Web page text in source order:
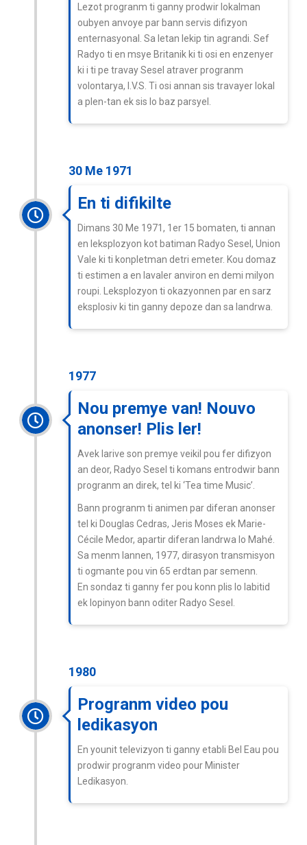
Lezot progranm ti ganny prodwir lokalman
oubyen anvoye par bann servis difizyon
enternasyonal. Sa letan lekip tin agrandi. Sef
Radyo ti en msye Britanik ki ti osi en enzenyer
ki i ti pe travay Sesel atraver progranm
volontarya, I.V.S. Ti osi annan sis travayer lokal
a plen-tan ek sis lo baz parsyel.
30 Me 1971
En ti difikilte
Dimans 30 Me 1971, 1er 15 bomaten, ti annan
en leksplozyon kot batiman Radyo Sesel, Union
Vale ki ti konpletman detri emeter. Kou domaz
ti estimen a en lavaler anviron en demi milyon
roupi. Leksplozyon ti okazyonnen par en sarz
eksplosiv ki tin ganny depoze dan sa landrwa.
1977
Nou premye van! Nouvo
anonser! Plis ler!
Avek larive son premye veikil pou fer difizyon
an deor, Radyo Sesel ti komans entrodwir bann
progranm an direk, tel ki ‘Tea time Music’.
Bann progranm ti animen par diferan anonser
tel ki Douglas Cedras, Jeris Moses ek Marie-
Cécile Medor, apartir diferan landrwa lo Mahé.
Sa menm lannen, 1977, dirasyon transmisyon
ti ogmante pou vin 65 erdtan par semenn.
En sondaz ti ganny fer pou konn plis lo labitid
ek lopinyon bann oditer Radyo Sesel.
1980
Progranm video pou
ledikasyon
En younit televizyon ti ganny etabli Bel Eau pou
prodwir progranm video pour Minister
Ledikasyon.